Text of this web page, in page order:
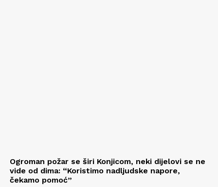
Ogroman požar se širi Konjicom, neki dijelovi se ne
vide od dima: “Koristimo nadljudske napore,
čekamo pomoć”